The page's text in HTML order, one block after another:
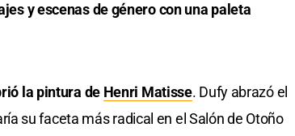
y escenas de género con una paleta
la pintura de Henri Matisse. Dufy abrazó el
su faceta más radical en el Salón de Otoño